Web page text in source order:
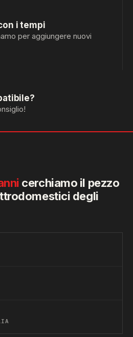
i tempi
per aggiungere nuovi
cerchiamo il pezzo
degli